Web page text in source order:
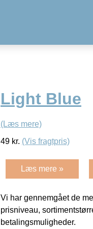
Light Blue
(Læs mere)
49 kr. (Vis fragtpris)
Læs mere »
Vi har gennemgået de
prisniveau,
betalingsmuligheder.